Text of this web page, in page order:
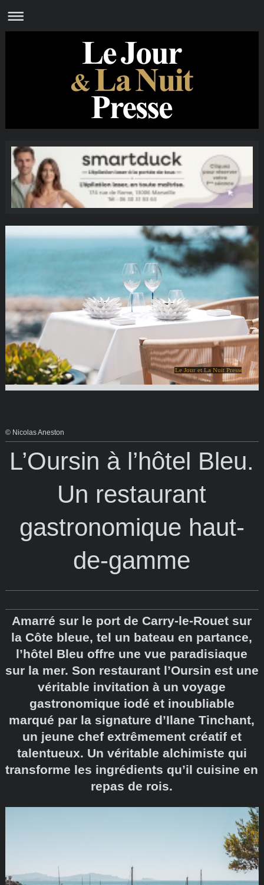
Le Jour et La Nuit Presse
© Nicolas Aneston
L’Oursin à l’hôtel Bleu.
Un restaurant
gastronomique haut-
de-gamme
Amarré sur le port de Carry-le-Rouet sur
la Côte bleue, tel un bateau en partance,
l’hôtel Bleu offre une vue paradisiaque
sur la mer. Son restaurant l’Oursin est une
véritable invitation à un voyage
gastronomique iodé et inoubliable
marqué par la signature d’Ilane Tinchant,
un jeune chef extrêmement créatif et
talentueux. Un véritable alchimiste qui
transforme les ingrédients qu’il cuisine en
repas de rois.